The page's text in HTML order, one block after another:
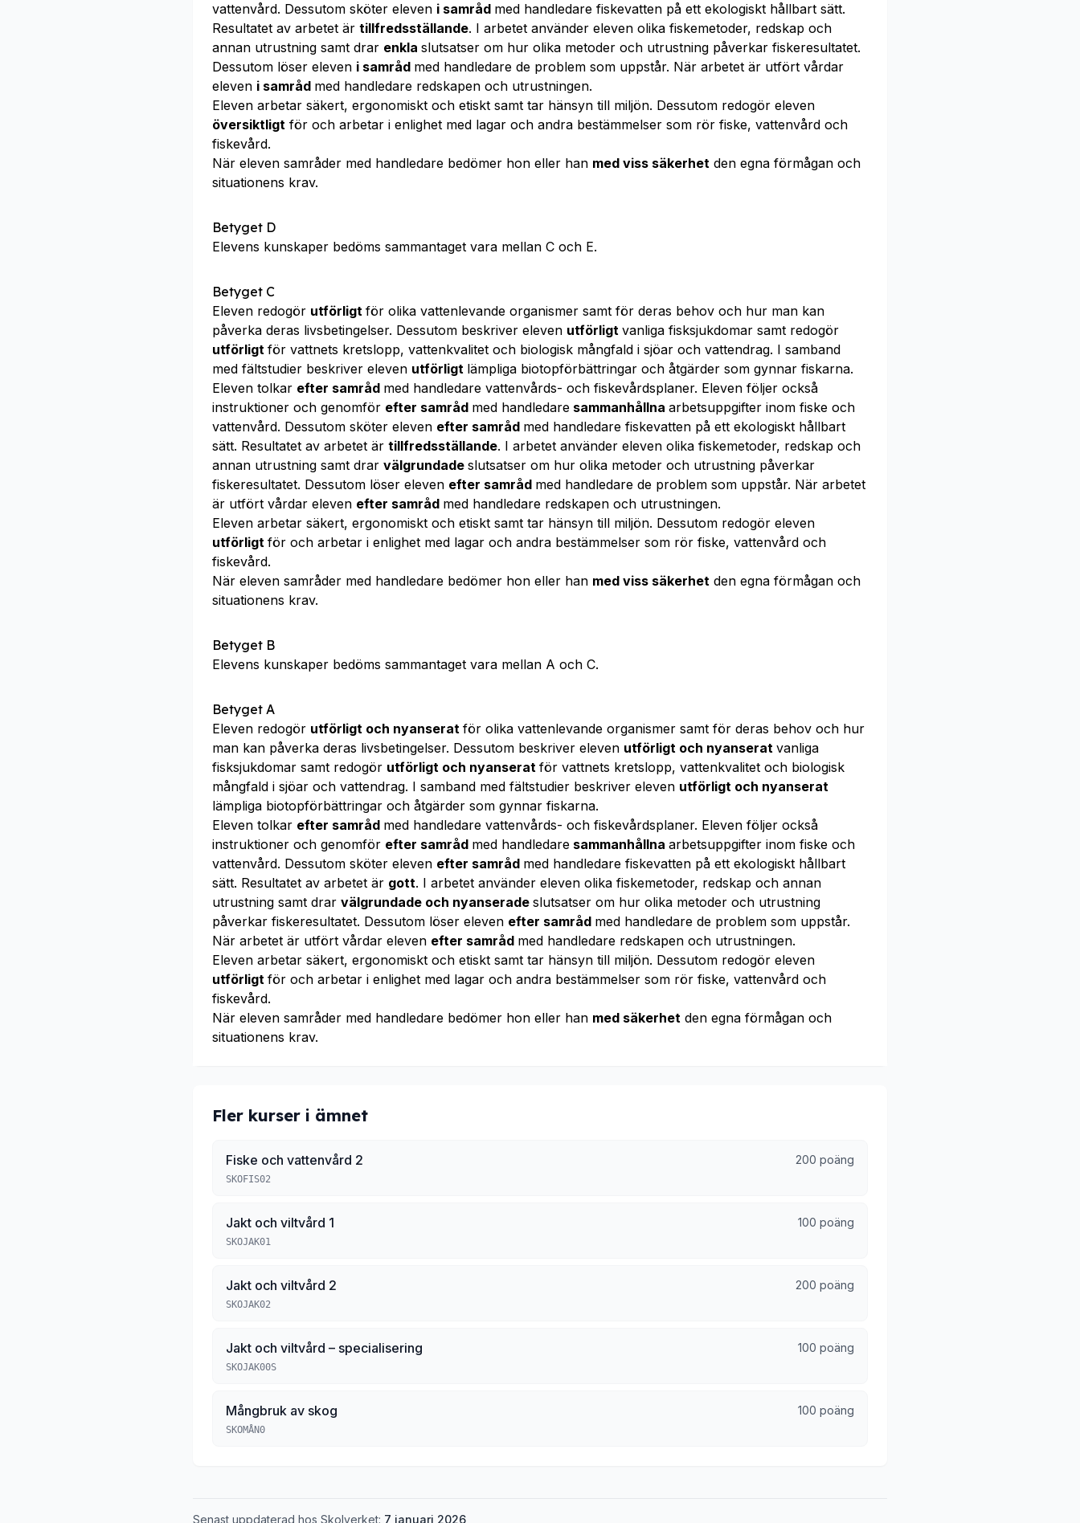
vattenvård. Dessutom sköter eleven i samråd med handledare fiskevatten på ett ekologiskt hållbart sätt.
Resultatet av arbetet är tillfredsställande. I arbetet använder eleven olika fiskemetoder, redskap och
annan utrustning samt drar enkla slutsatser om hur olika metoder och utrustning påverkar fiskeresultatet.
Dessutom löser eleven i samråd med handledare de problem som uppstår. När arbetet är utfört vårdar
eleven i samråd med handledare redskapen och utrustningen.
Eleven arbetar säkert, ergonomiskt och etiskt samt tar hänsyn till miljön. Dessutom redogör eleven
översiktligt för och arbetar i enlighet med lagar och andra bestämmelser som rör fiske, vattenvård och
fiskevård.
När eleven samråder med handledare bedömer hon eller han med viss säkerhet den egna förmågan och
situationens krav.
Betyget D
Elevens kunskaper bedöms sammantaget vara mellan C och E.
Betyget C
Eleven redogör utförligt för olika vattenlevande organismer samt för deras behov och hur man kan
påverka deras livsbetingelser. Dessutom beskriver eleven utförligt vanliga fisksjukdomar samt redogör
utförligt för vattnets kretslopp, vattenkvalitet och biologisk mångfald i sjöar och vattendrag. I samband
med fältstudier beskriver eleven utförligt lämpliga biotopförbättringar och åtgärder som gynnar fiskarna.
Eleven tolkar efter samråd med handledare vattenvårds- och fiskevårdsplaner. Eleven följer också
instruktioner och genomför efter samråd med handledare sammanhållna arbetsuppgifter inom fiske och
vattenvård. Dessutom sköter eleven efter samråd med handledare fiskevatten på ett ekologiskt hållbart
sätt. Resultatet av arbetet är tillfredsställande. I arbetet använder eleven olika fiskemetoder, redskap och
annan utrustning samt drar välgrundade slutsatser om hur olika metoder och utrustning påverkar
fiskeresultatet. Dessutom löser eleven efter samråd med handledare de problem som uppstår. När arbetet
är utfört vårdar eleven efter samråd med handledare redskapen och utrustningen.
Eleven arbetar säkert, ergonomiskt och etiskt samt tar hänsyn till miljön. Dessutom redogör eleven
utförligt för och arbetar i enlighet med lagar och andra bestämmelser som rör fiske, vattenvård och
fiskevård.
När eleven samråder med handledare bedömer hon eller han med viss säkerhet den egna förmågan och
situationens krav.
Betyget B
Elevens kunskaper bedöms sammantaget vara mellan A och C.
Betyget A
Eleven redogör utförligt och nyanserat för olika vattenlevande organismer samt för deras behov och hur
man kan påverka deras livsbetingelser. Dessutom beskriver eleven utförligt och nyanserat vanliga
fisksjukdomar samt redogör utförligt och nyanserat för vattnets kretslopp, vattenkvalitet och biologisk
mångfald i sjöar och vattendrag. I samband med fältstudier beskriver eleven utförligt och nyanserat
lämpliga biotopförbättringar och åtgärder som gynnar fiskarna.
Eleven tolkar efter samråd med handledare vattenvårds- och fiskevårdsplaner. Eleven följer också
instruktioner och genomför efter samråd med handledare sammanhållna arbetsuppgifter inom fiske och
vattenvård. Dessutom sköter eleven efter samråd med handledare fiskevatten på ett ekologiskt hållbart
sätt. Resultatet av arbetet är gott. I arbetet använder eleven olika fiskemetoder, redskap och annan
utrustning samt drar välgrundade och nyanserade slutsatser om hur olika metoder och utrustning
påverkar fiskeresultatet. Dessutom löser eleven efter samråd med handledare de problem som uppstår.
När arbetet är utfört vårdar eleven efter samråd med handledare redskapen och utrustningen.
Eleven arbetar säkert, ergonomiskt och etiskt samt tar hänsyn till miljön. Dessutom redogör eleven
utförligt för och arbetar i enlighet med lagar och andra bestämmelser som rör fiske, vattenvård och
fiskevård.
När eleven samråder med handledare bedömer hon eller han med säkerhet den egna förmågan och
situationens krav.
Fler kurser i ämnet
Fiske och vattenvård 2 200 poäng
SKOFIS02
Jakt och viltvård 1 100 poäng
SKOJAK01
Jakt och viltvård 2 200 poäng
SKOJAK02
Jakt och viltvård – specialisering 100 poäng
SKOJAK00S
Mångbruk av skog 100 poäng
SKOMÅN0
Senast uppdaterad hos Skolverket: 7 januari 2026